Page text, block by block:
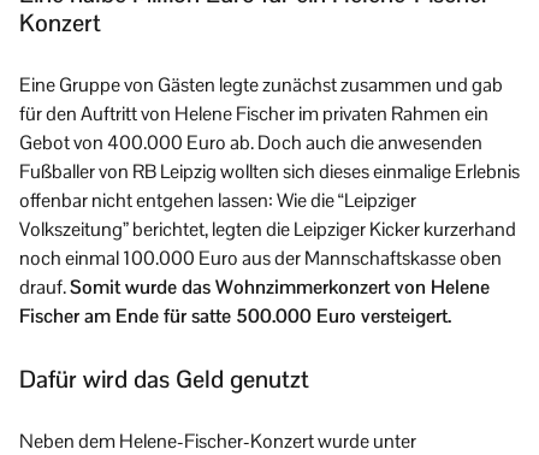
Konzert
Eine Gruppe von Gästen legte zunächst zusammen und gab
für den Auftritt von Helene Fischer im privaten Rahmen ein
Gebot von 400.000 Euro ab. Doch auch die anwesenden
Fußballer von RB Leipzig wollten sich dieses einmalige Erlebnis
offenbar nicht entgehen lassen: Wie die “Leipziger
Volkszeitung” berichtet, legten die Leipziger Kicker kurzerhand
noch einmal 100.000 Euro aus der Mannschaftskasse oben
drauf.Somit wurde das Wohnzimmerkonzert von Helene
Fischer am Ende für satte 500.000 Euro versteigert.
Dafür wird das Geld genutzt
Neben dem Helene-Fischer-Konzert wurde unter